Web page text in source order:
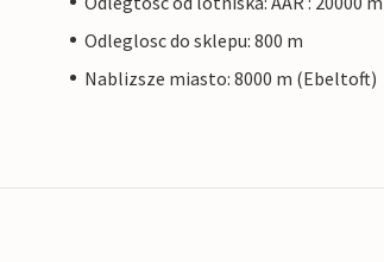
Odleglosc do sklepu: 800 m
Nablizsze miasto: 8000 m (Ebeltoft)